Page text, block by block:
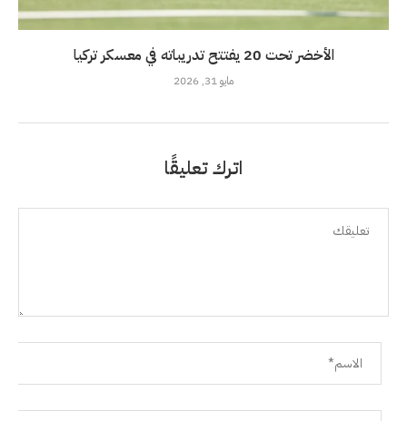
الأخضر تحت 20 يفتتح تدريباته في معسكر تركيا
مايو 31, 2026
اترك تعليقًا